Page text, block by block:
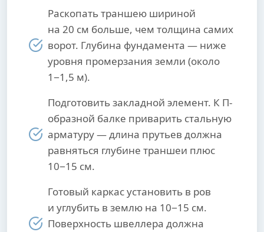
Раскопать траншею шириной
на 20 см больше, чем толщина самих
ворот. Глубина фундамента — ниже
уровня промерзания земли (около
1−1,5 м).
Подготовить закладной элемент. К П-
образной балке приварить стальную
арматуру — длина прутьев должна
равняться глубине траншеи плюс
10−15 см.
Готовый каркас установить в ров
и углубить в землю на 10−15 см.
Поверхность швеллера должна